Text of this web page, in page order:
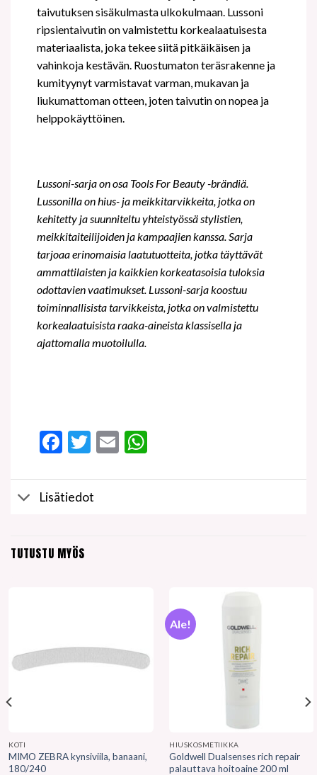
taivutuksen sisäkulmasta ulkokulmaan. Lussoni
ripsientaivutin on valmistettu korkealaatuisesta
materiaalista, joka tekee siitä pitkäikäisen ja
vahinkoja kestävän. Ruostumaton teräsrakenne ja
kumityynyt varmistavat varman, mukavan ja
liukumattoman otteen, joten taivutin on nopea ja
helppokäyttöinen.
Lussoni-sarja on osa Tools For Beauty -brändiä.
Lussonilla on hius- ja meikkitarvikkeita, jotka on
kehitetty ja suunniteltu yhteistyössä stylistien,
meikkitaiteilijoiden ja kampaajien kanssa. Sarja
tarjoaa erinomaisialaatutuotteita, jotka täyttävät
ammattilaisten ja kaikkien korkeatasoisia tuloksia
odottavien vaatimukset. Lussoni-sarja koostuu
toiminnallisista tarvikkeista, jotka on valmistettu
korkealaatuisista raaka-aineista klassisella ja
ajattomalla muotoilulla.
Facebook
Twitter
EmailWhatsApp
Lisätiedot
TUTUSTU MYÖS
KOTI
MIMO ZEBRA kynsiviila, banaani,
180/240
Ale!
HIUSKOSMETIIKKA
Goldwell Dualsenses rich repair
palauttava hoitoaine 200 ml